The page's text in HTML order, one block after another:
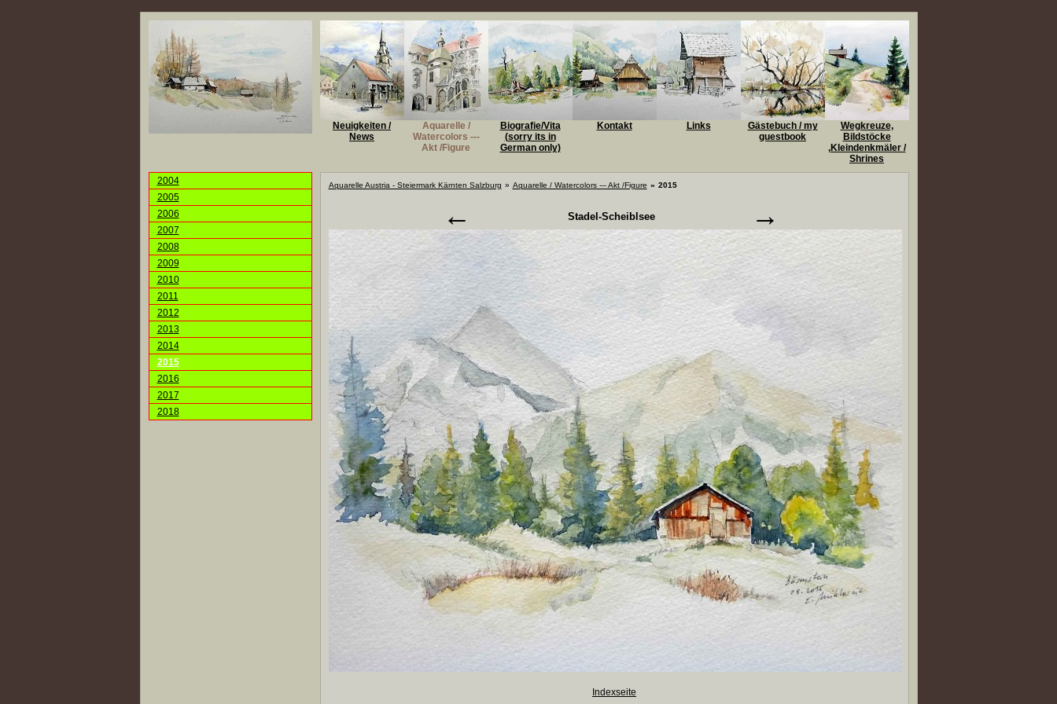
Neuigkeiten /
News
Aquarelle /
Watercolors ---
Akt /Figure
Biografie/Vita
(sorry its in
German only)
Kontakt Links
Gästebuch / my
guestbook
Wegkreuze,
Bildstöcke
,Kleindenkmäler /
Shrines
2004
2005
2006
2007
2008
2009
2010
2011
2012
2013
2014
2015
2016
2017
2018
Aquarelle Austria - Steiermark Kärnten Salzburg » Aquarelle / Watercolors --- Akt /Figure » 2015
← Stadel-Scheiblsee →
Indexseite